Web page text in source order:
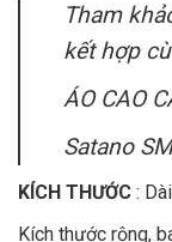
Tham
kết hợp
ÁO CAO
Satano
KÍCH THƯỚC :
Kích thước rộng,